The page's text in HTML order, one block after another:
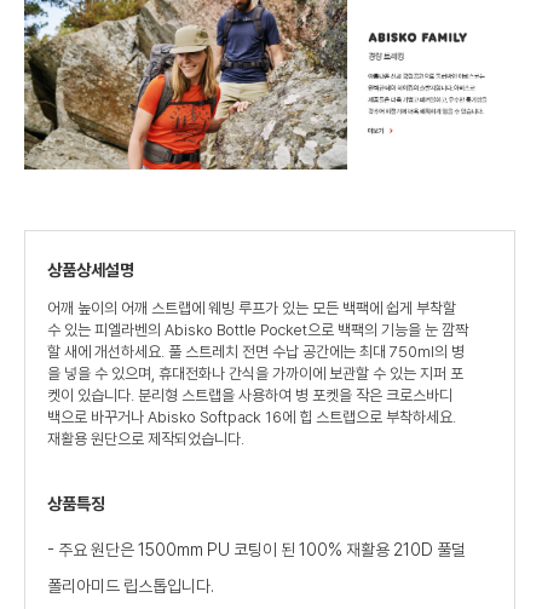
상품상세설명
어깨 높이의 어깨 스트랩에 웨빙 루프가 있는 모든 백팩에 쉽게 부착할
수 있는 피엘라벤의 Abisko Bottle Pocket으로 백팩의 기능을 눈 깜짝
할 새에 개선하세요. 풀 스트레치 전면 수납 공간에는 최대 750ml의 병
을 넣을 수 있으며, 휴대전화나 간식을 가까이에 보관할 수 있는 지퍼 포
켓이 있습니다. 분리형 스트랩을 사용하여 병 포켓을 작은 크로스바디
백으로 바꾸거나 Abisko Softpack 16에 힙 스트랩으로 부착하세요.
재활용 원단으로 제작되었습니다.
상품특징
- 주요 원단은 1500mm PU 코팅이 된 100% 재활용 210D 풀덜
폴리아미드 립스톱입니다.